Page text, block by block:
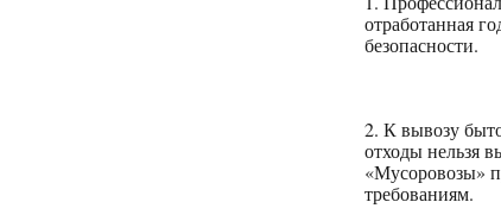
отработанная
безопасности.
2. К вывозу
отходы нельзя
«Мусоровозы»
требованиям.